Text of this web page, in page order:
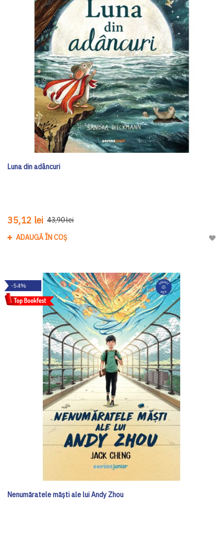
Luna din adâncuri
35,12 lei 43,90 lei
ADAUGĂ ÎN COȘ
-54%
Nenumăratele măști ale lui Andy Zhou